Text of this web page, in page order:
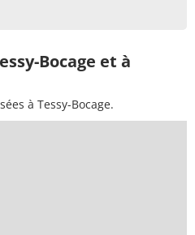
Bocage et à
à Tessy-Bocage.